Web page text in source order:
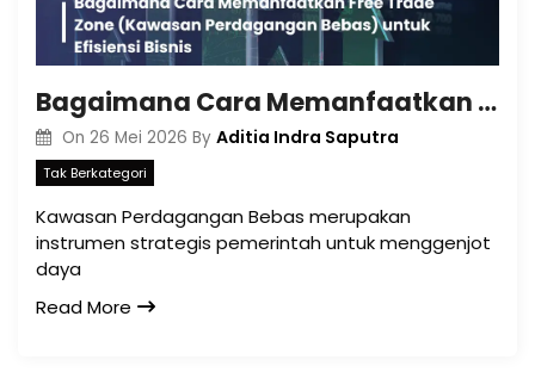
Bagaimana Cara Memanfaatkan Free Trade Zone (Kawasan Perdagangan Bebas) untuk Efisiensi Bisnis?
On 26 Mei 2026 By Aditia Indra Saputra
Tak Berkategori
Kawasan Perdagangan Bebas merupakan
instrumen strategis pemerintah untuk menggenjot
daya
Read More